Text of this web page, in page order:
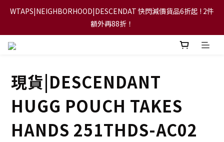
【FLASH SALE 兩件指定現貨產品即享88折】
WTAPS|NEIGHBORHOOD|DESCENDAT 快閃減價貨品6折起 ! 2件
額外再88折！
【立即加入會員，每次消費將可獲禮金回贈下一次使用！】
【FLASH SALE 兩件指定現貨產品即享88折】
現貨|DESCENDANT
HUGG POUCH TAKES
HANDS 251THDS-AC02